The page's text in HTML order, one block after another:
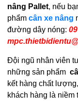
nâng Pallet, nếu
phẩm cân xe nâng
đường dây nóng:
Đội ngũ nhân viên
những sản phẩm
kết hàng chất
khách hàng là niềm